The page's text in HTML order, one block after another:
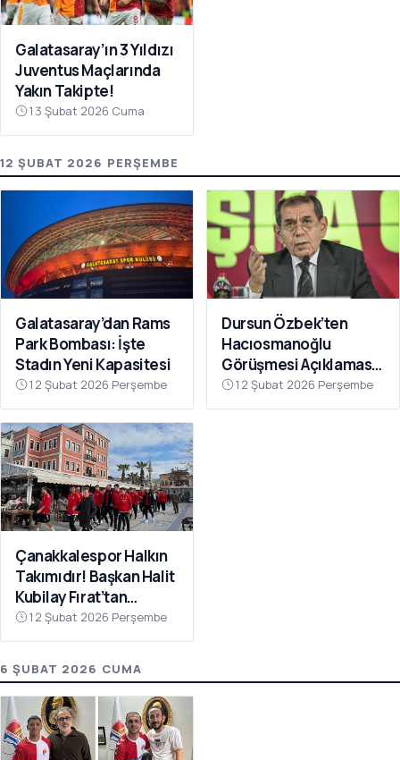
Galatasaray’ın 3 Yıldızı
Juventus Maçlarında
Yakın Takipte!
13 Şubat 2026 Cuma
12 ŞUBAT 2026 PERŞEMBE
Galatasaray’dan Rams
Park Bombası: İşte
Stadın Yeni Kapasitesi
12 Şubat 2026 Perşembe
Dursun Özbek’ten
Hacıosmanoğlu
Görüşmesi Açıklaması:
“Galatasaray’ı Bu Tür
İddialarla
12 Şubat 2026 Perşembe
Çanakkalespor Halkın
Takımıdır! Başkan Halit
Kubilay Fırat’tan
Anlamlı Buluşma
12 Şubat 2026 Perşembe
6 ŞUBAT 2026 CUMA